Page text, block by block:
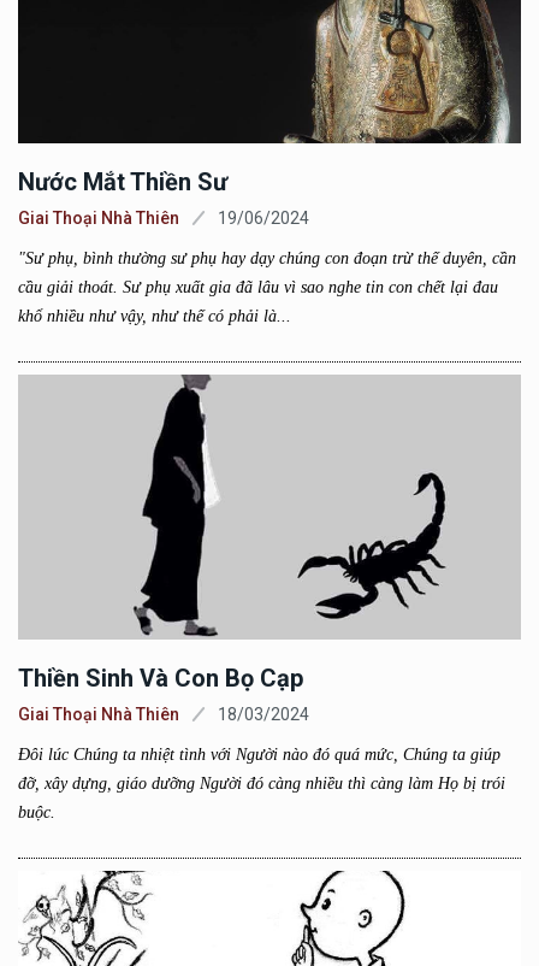
Nước Mắt Thiền Sư
Giai Thoại Nhà Thiên 19/06/2024
"Sư phụ, bình thường sư phụ hay dạy chúng con đoạn trừ thế duyên, cần
cầu giải thoát. Sư phụ xuất gia đã lâu vì sao nghe tin con chết lại đau
khổ nhiều như vậy, như thế có phải là...
Thiền Sinh Và Con Bọ Cạp
Giai Thoại Nhà Thiên 18/03/2024
Đôi lúc Chúng ta nhiệt tình với Người nào đó quá mức, Chúng ta giúp
đỡ, xây dựng, giáo dưỡng Người đó càng nhiều thì càng làm Họ bị trói
buộc.